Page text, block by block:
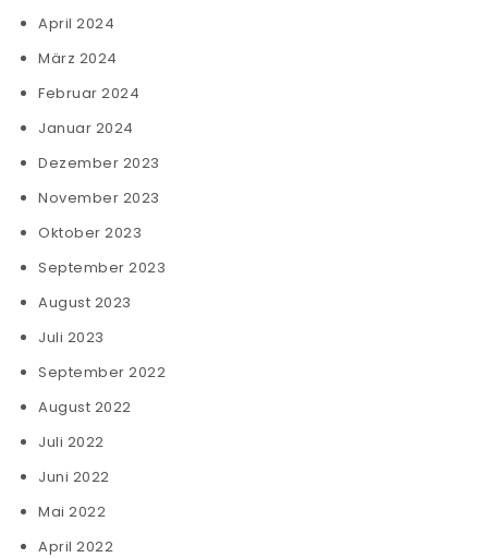
April 2024
März 2024
Februar 2024
Januar 2024
Dezember 2023
November 2023
Oktober 2023
September 2023
August 2023
Juli 2023
September 2022
August 2022
Juli 2022
Juni 2022
Mai 2022
April 2022